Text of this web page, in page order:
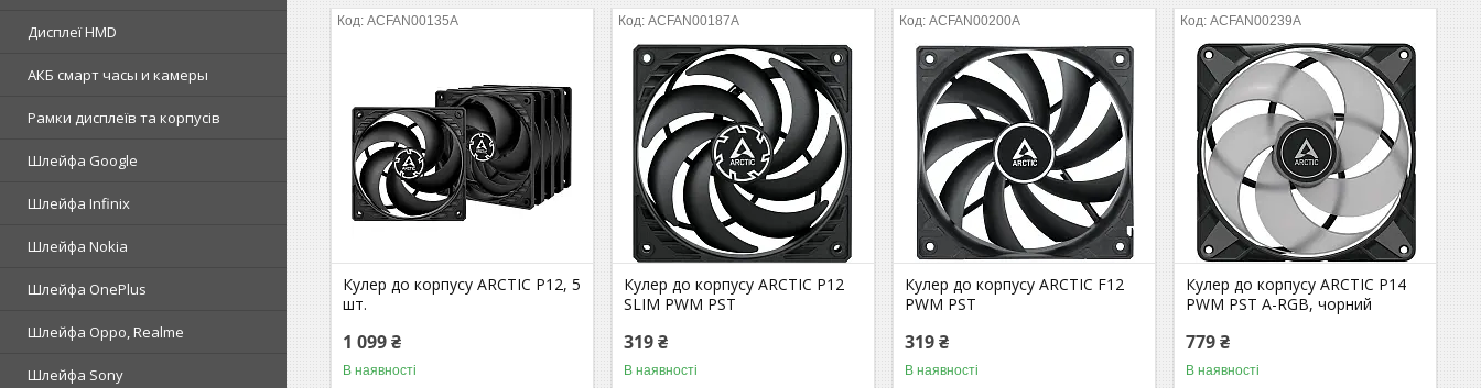
Дисплеї HMD
АКБ смарт часы и камеры
Рамки дисплеїв та корпусів
Шлейфа Google
Шлейфа Infinix
Шлейфа Nokia
Шлейфа OnePlus
Шлейфа Oppo, Realme
Шлейфа Sony
ACFAN00135A
Кулер до корпусу ARCTIC P12, 5
шт.
1 099 ₴
В наявності
ACFAN00187A
Кулер до корпусу ARCTIC P12
SLIM PWM PST
319 ₴
В наявності
ACFAN00200A
Кулер до корпусу ARCTIC F12
PWM PST
319 ₴
В наявності
ACFAN00239A
Кулер до корпусу ARCTIC P14
PWM PST A-RGB, чорний
779 ₴
В наявності